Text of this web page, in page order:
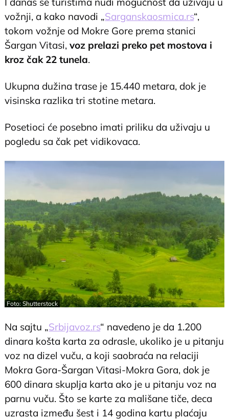
vožnji, a kako navodi „Sarganskaosmica.rs“,
tokom vožnje od Mokre Gore prema stanici
Šargan Vitasi,voz prelazi preko pet mostova i
kroz čak 22 tunela.
Ukupna dužina trase je 15.440 metara, dok je
visinska razlika tri stotine metara.
Posetioci će posebno imati priliku da uživaju u
pogledu sa čak pet vidikovaca.
Foto: Shutterstock
Na sajtu „Srbijavoz.rs“ navedeno je da 1.200
dinara košta karta za odrasle, ukoliko je u pitanju
voz na dizel vuču, a koji saobraća na relaciji
Mokra Gora-Šargan Vitasi-Mokra Gora, dok je
600 dinara skuplja karta ako je u pitanju voz na
parnu vuču. Što se karte za mališane tiče, deca
uzrasta između šest i 14 godina kartu plaćaju